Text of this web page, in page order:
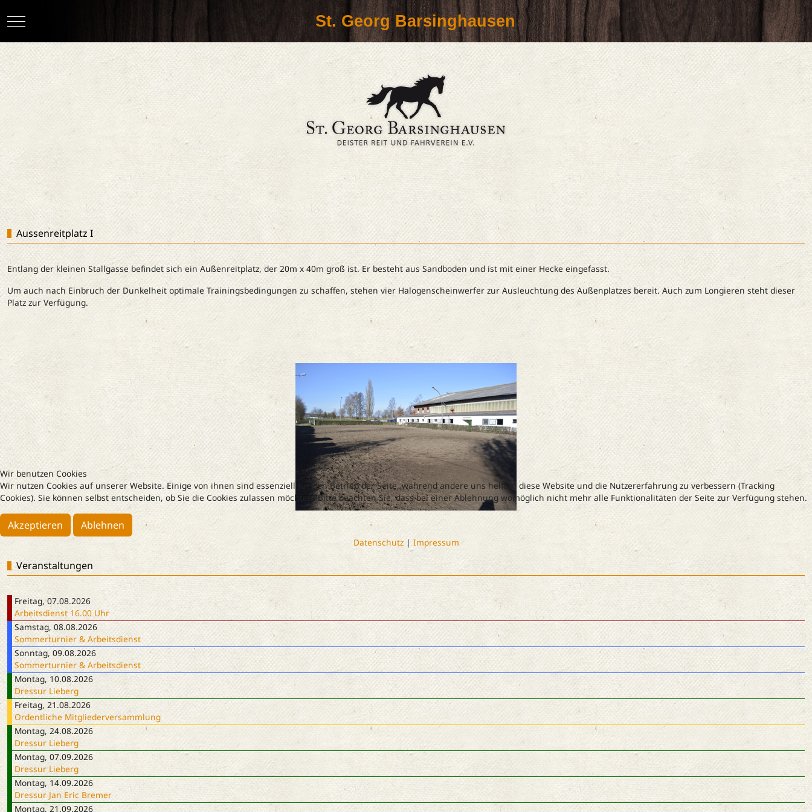
Mobile Menu Toggle St. Georg Barsinghausen
Aussenreitplatz I
Entlang der kleinen Stallgasse befindet sich ein Außenreitplatz, der 20m x 40m groß ist. Er besteht aus Sandboden und ist mit einer Hecke eingefasst.
Um auch nach Einbruch der Dunkelheit optimale Trainingsbedingungen zu schaffen, stehen vier Halogenscheinwerfer zur Ausleuchtung des Außenplatzes bereit. Auch zum Longieren steht dieser
Platz zur Verfügung.
Veranstaltungen
Freitag, 07.08.2026
Arbeitsdienst 16.00 Uhr
Samstag, 08.08.2026
Sommerturnier & Arbeitsdienst
Sonntag, 09.08.2026
Sommerturnier & Arbeitsdienst
Montag, 10.08.2026
Dressur Lieberg
Freitag, 21.08.2026
Ordentliche Mitgliederversammlung
Montag, 24.08.2026
Dressur Lieberg
Montag, 07.09.2026
Dressur Lieberg
Montag, 14.09.2026
Dressur Jan Eric Bremer
Montag, 21.09.2026
Wir benutzen Cookies
Wir nutzen Cookies auf unserer Website. Einige von ihnen sind essenziell für den Betrieb der Seite, während andere uns helfen, diese Website und die Nutzererfahrung zu verbessern (Tracking
Cookies). Sie können selbst entscheiden, ob Sie die Cookies zulassen möchten. Bitte beachten Sie, dass bei einer Ablehnung womöglich nicht mehr alle Funktionalitäten der Seite zur Verfügung stehen.
Akzeptieren Ablehnen
Datenschutz| Impressum